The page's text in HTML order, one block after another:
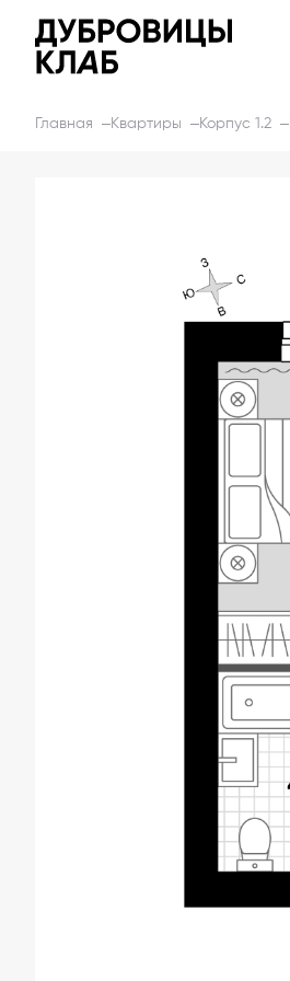
Главная Квартиры Корпус 1.2